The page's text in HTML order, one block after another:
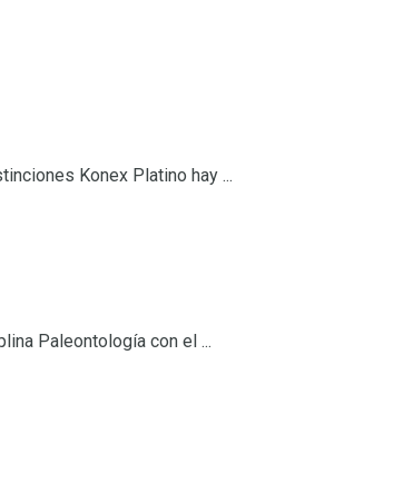
Konex Platino hay ...
Paleontología con el ...